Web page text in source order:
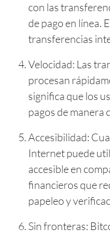
con las
de pago en línea.
transferencias
Velocidad: Las
procesan
significa que los
pagos de manera
Accesibilidad:
Internet puede
accesible en
financieros que
papeleo y
Sin fronteras: